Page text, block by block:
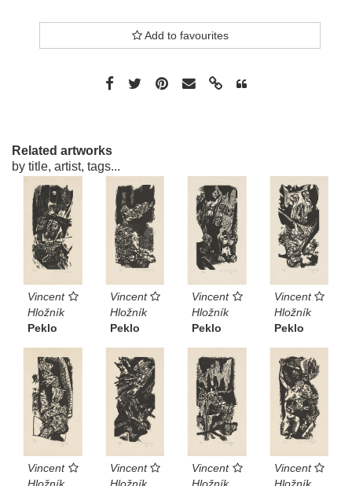
Add to favourites
Related artworks
by title, artist, tags...
Vincent
Hložník
Peklo
Vincent
Hložník
Peklo
Vincent
Hložník
Peklo
Vincent
Hložník
Peklo
Vincent
Hložník
Vincent
Hložník
Vincent
Hložník
Vincent
Hložník